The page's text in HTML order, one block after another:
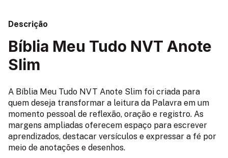
Descrição
Bíblia Meu Tudo NVT Anote
Slim
A Bíblia Meu Tudo NVT Anote Slim foi criada para
quem deseja transformar a leitura da Palavra em um
momento pessoal de reflexão, oração e registro. As
margens ampliadas oferecem espaço para escrever
aprendizados, destacar versículos e expressar a fé por
meio de anotações e desenhos.